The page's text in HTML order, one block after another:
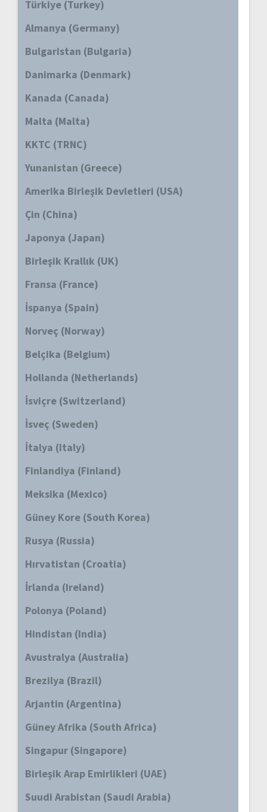
Türkiye (Turkey)
Almanya (Germany)
Bulgaristan (Bulgaria)
Danimarka (Denmark)
Kanada (Canada)
Malta (Malta)
KKTC (TRNC)
Yunanistan (Greece)
Amerika Birleşik Devletleri (USA)
Çin (China)
Japonya (Japan)
Birleşik Krallık (UK)
Fransa (France)
İspanya (Spain)
Norveç (Norway)
Belçika (Belgium)
Hollanda (Netherlands)
İsviçre (Switzerland)
İsveç (Sweden)
İtalya (Italy)
Finlandiya (Finland)
Meksika (Mexico)
Güney Kore (South Korea)
Rusya (Russia)
Hırvatistan (Croatia)
İrlanda (Ireland)
Polonya (Poland)
Hindistan (India)
Avustralya (Australia)
Brezilya (Brazil)
Arjantin (Argentina)
Güney Afrika (South Africa)
Singapur (Singapore)
Birleşik Arap Emirlikleri (UAE)
Suudi Arabistan (Saudi Arabia)